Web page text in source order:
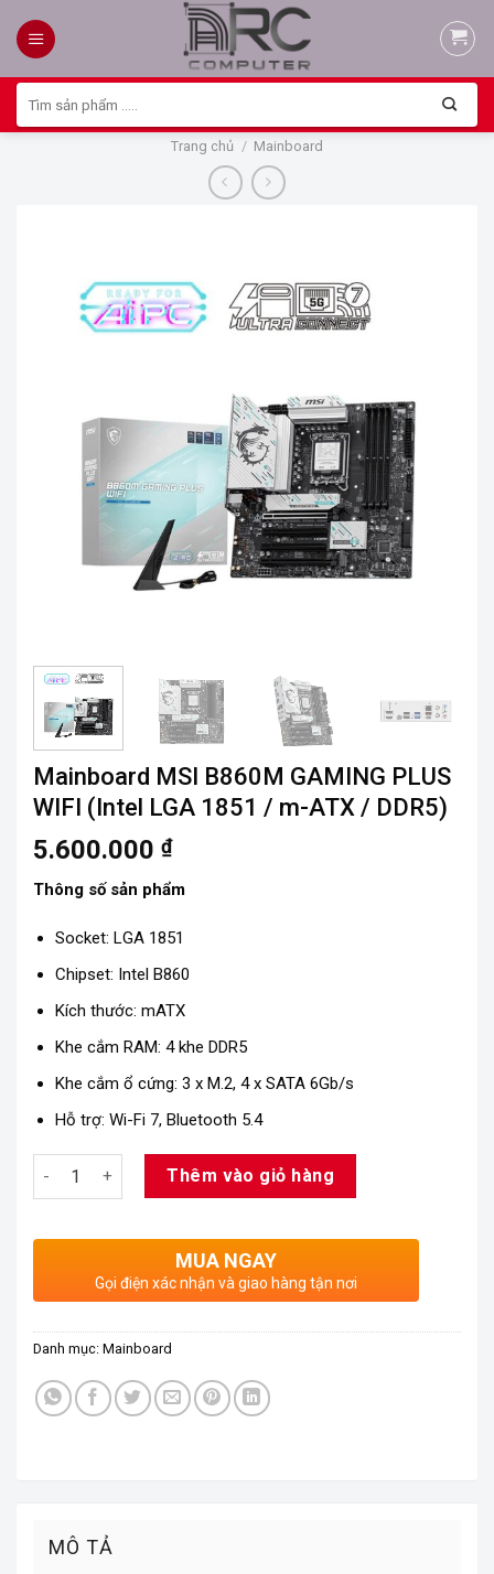
kiếm:
Trang chủ / Mainboard
Mainboard MSI B860M GAMING PLUS
WIFI (Intel LGA 1851 / m-ATX / DDR5)
5.600.000 ₫
Thông số sản phẩm
Socket: LGA 1851
Chipset: Intel B860
Kích thước: mATX
Khe cắm RAM: 4 khe DDR5
Khe cắm ổ cứng: 3 x M.2, 4 x SATA 6Gb/s
Hỗ trợ: Wi-Fi 7, Bluetooth 5.4
Số lượng Thêm vào giỏ hàng
MUA NGAY
Gọi điện xác nhận và giao hàng tận nơi
Danh mục: Mainboard
MÔ TẢ